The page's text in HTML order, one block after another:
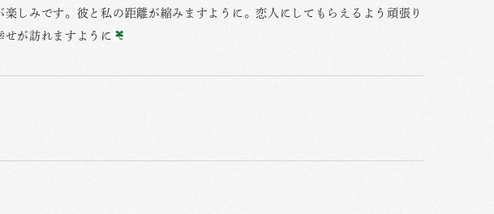
しみです。彼と私の距離が縮みますように。恋人にしてもらえるよう頑張り
が訪れますように